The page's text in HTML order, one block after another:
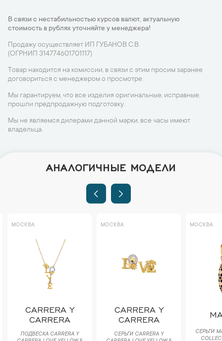
В связи с нестабильностью курсов валют, актуальную
стоимость в рублях уточняйте у менеджера!
Продажу осуществляет ИП ГУБАНОВ С.В.
(ОГРНИП 314774601701117)
Товар находится на комиссии, в связи с этим просим заранее
договориться с менеджером о просмотре.
Мы гарантируем, что все изделия оригинальные, исправные,
прошли предпродажную подготовку.
Мы не являемся дилерами данной марки, все часы имеют
владельца.
АНАЛОГИЧНЫЕ МОДЕЛИ
МОСКВА
CARRERA Y
CARRERA
ПОДВЕСКА CARRERA Y
МОСКВА
CARRERA Y
CARRERA
СЕРЬГИ CARRERA Y
МОСКВА
СЕРЬГИ